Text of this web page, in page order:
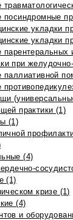
посиндромные
укладки
укладки
при
паллиативной
практики (1)
(1)
(4)
(1)
кризе (1)
(4)
и